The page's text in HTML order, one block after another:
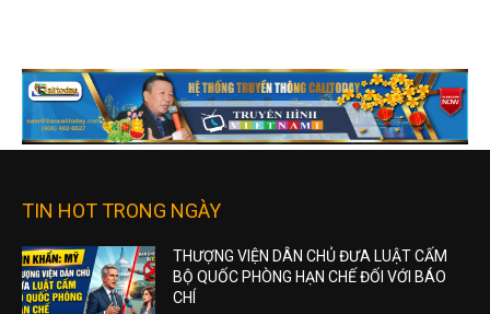
TIN HOT TRONG NGÀY
THƯỢNG VIỆN DÂN CHỦ ĐƯA LUẬT CẤM
BỘ QUỐC PHÒNG HẠN CHẾ ĐỐI VỚI BÁO
CHÍ